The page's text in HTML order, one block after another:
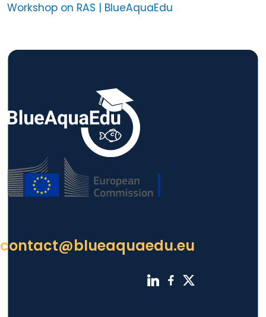
Workshop on RAS | BlueAquaEdu
contact@blueaquaedu.eu